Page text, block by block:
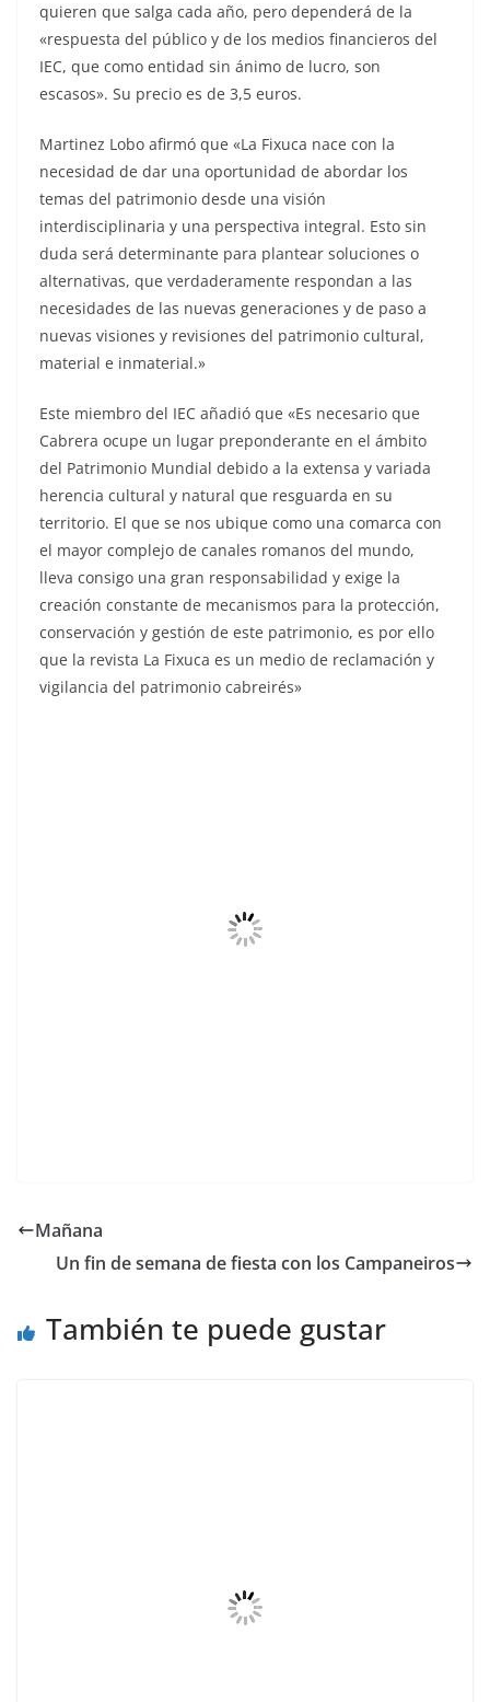
quieren que salga cada año, pero dependerá de la
«respuesta del público y de los medios financieros del
IEC, que como entidad sin ánimo de lucro, son
escasos». Su precio es de 3,5 euros.
Martinez Lobo afirmó que «La Fixuca nace con la
necesidad de dar una oportunidad de abordar los
temas del patrimonio desde una visión
interdisciplinaria y una perspectiva integral. Esto sin
duda será determinante para plantear soluciones o
alternativas, que verdaderamente respondan a las
necesidades de las nuevas generaciones y de paso a
nuevas visiones y revisiones del patrimonio cultural,
material e inmaterial.»
Este miembro del IEC añadió que «Es necesario que
Cabrera ocupe un lugar preponderante en el ámbito
del Patrimonio Mundial debido a la extensa y variada
herencia cultural y natural que resguarda en su
territorio. El que se nos ubique como una comarca con
el mayor complejo de canales romanos del mundo,
lleva consigo una gran responsabilidad y exige la
creación constante de mecanismos para la protección,
conservación y gestión de este patrimonio, es por ello
que la revista La Fixuca es un medio de reclamación y
vigilancia del patrimonio cabreirés»
Mañana
Un fin de semana de fiesta con los Campaneiros
También te puede gustar